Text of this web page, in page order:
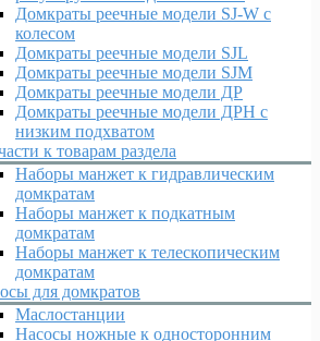
Домкраты реечные модели SJ-W c
колесом
Домкраты реечные модели SJL
Домкраты реечные модели SJM
Домкраты реечные модели ДР
Домкраты реечные модели ДРН с
низким подхватом
к товарам раздела
Наборы манжет к гидравлическим
домкратам
Наборы манжет к подкатным
домкратам
Наборы манжет к телескопическим
домкратам
для домкратов
Маслостанции
Насосы ножные к односторонним